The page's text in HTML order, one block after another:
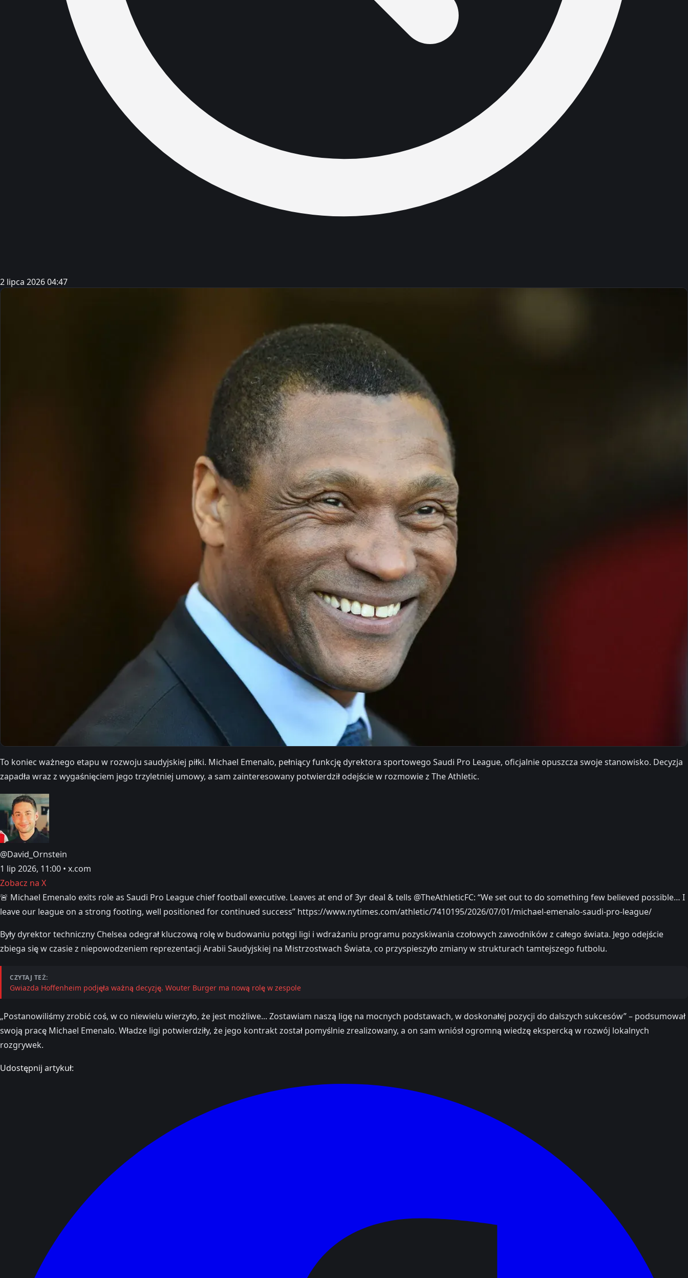
2 lipca 2026 04:47
To koniec ważnego etapu w rozwoju saudyjskiej piłki. Michael Emenalo, pełniący funkcję dyrektora sportowego Saudi Pro League, oficjalnie opuszcza swoje stanowisko. Decyzja
zapadła wraz z wygaśnięciem jego trzyletniej umowy, a sam zainteresowany potwierdził odejście w rozmowie z The Athletic.
@David_Ornstein
1 lip 2026, 11:00 • x.com
Zobacz na X
🚨 Michael Emenalo exits role as Saudi Pro League chief football executive. Leaves at end of 3yr deal & tells @TheAthleticFC: “We set out to do something few believed possible… I
leave our league on a strong footing, well positioned for continued success” https://www.nytimes.com/athletic/7410195/2026/07/01/michael-emenalo-saudi-pro-league/
Były dyrektor techniczny Chelsea odegrał kluczową rolę w budowaniu potęgi ligi i wdrażaniu programu pozyskiwania czołowych zawodników z całego świata. Jego odejście
zbiega się w czasie z niepowodzeniem reprezentacji Arabii Saudyjskiej na Mistrzostwach Świata, co przyspieszyło zmiany w strukturach tamtejszego futbolu.
CZYTAJ TEŻ:
Gwiazda Hoffenheim podjęła ważną decyzję. Wouter Burger ma nową rolę w zespole
„Postanowiliśmy zrobić coś, w co niewielu wierzyło, że jest możliwe... Zostawiam naszą ligę na mocnych podstawach, w doskonałej pozycji do dalszych sukcesów” – podsumował
swoją pracę Michael Emenalo. Władze ligi potwierdziły, że jego kontrakt został pomyślnie zrealizowany, a on sam wniósł ogromną wiedzę ekspercką w rozwój lokalnych
rozgrywek.
Udostępnij artykuł: